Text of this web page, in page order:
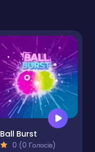
Ball Burst
0 (0 Голосів)